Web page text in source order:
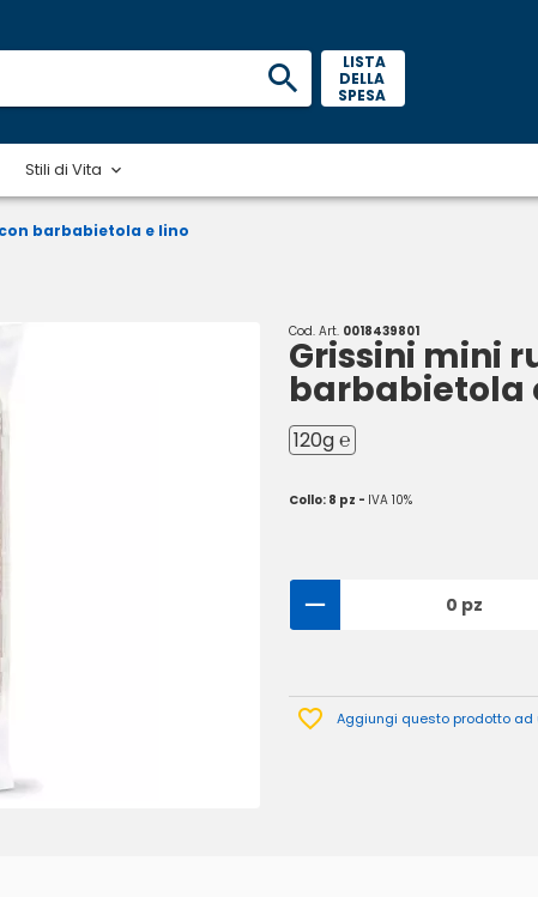
LISTA
DELLA
SPESA
Stili di Vita
barbabietola e lino
Cod. Art. 0018439801
Grissini mini
barbabietola
120g ℮
Collo: 8 pz - IVA 10%
0 pz
Aggiungi questo prodotto